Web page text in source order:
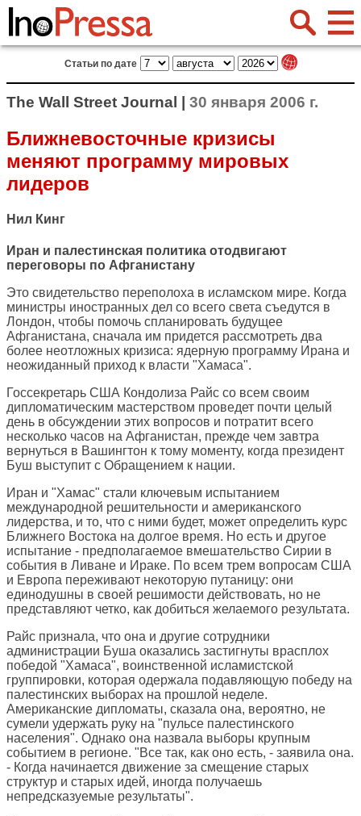
Статьи по дате
The Wall Street Journal | 30 января 2006 г.
Ближневосточные кризисы
меняют программу мировых
лидеров
Нил Кинг
Иран и палестинская политика отодвигают
переговоры по Афганистану
Это свидетельство переполоха в исламском мире. Когда
министры иностранных дел со всего света съедутся в
Лондон, чтобы помочь спланировать будущее
Афганистана, сначала им придется рассмотреть два
более неотложных кризиса: ядерную программу Ирана и
неожиданный приход к власти "Хамаса".
Госсекретарь США Кондолиза Райс со всем своим
дипломатическим мастерством проведет почти целый
день в обсуждении этих вопросов и потратит всего
несколько часов на Афганистан, прежде чем завтра
вернуться в Вашингтон к тому моменту, когда президент
Буш выступит с Обращением к нации.
Иран и "Хамас" стали ключевым испытанием
международной решительности и американского
лидерства, и то, что с ними будет, может определить курс
Ближнего Востока на долгое время. Но есть и другое
испытание - предполагаемое вмешательство Сирии в
события в Ливане и Ираке. По всем трем вопросам США
и Европа переживают некоторую путаницу: они
единодушны в своей решимости действовать, но не
представляют четко, как добиться желаемого результата.
Райс признала, что она и другие сотрудники
администрации Буша оказались застигнуты врасплох
победой "Хамаса", воинственной исламистской
группировки, которая одержала подавляющую победу на
палестинских выборах на прошлой неделе.
Американские дипломаты, сказала она, вероятно, не
сумели удержать руку на "пульсе палестинского
населения". Однако она назвала выборы крупным
событием в регионе. "Все так, как оно есть, - заявила она.
- Когда начинается движение за смещение старых
структур и старых идей, иногда получаешь
непредсказуемые результаты".